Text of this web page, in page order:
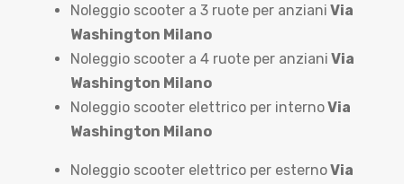
Noleggio scooter a 3 ruote per anziani Via
Washington Milano
Noleggio scooter a 4 ruote per anziani Via
Washington Milano
Noleggio scooter elettrico per internoVia
Washington Milano
Noleggio scooter elettrico per esternoVia